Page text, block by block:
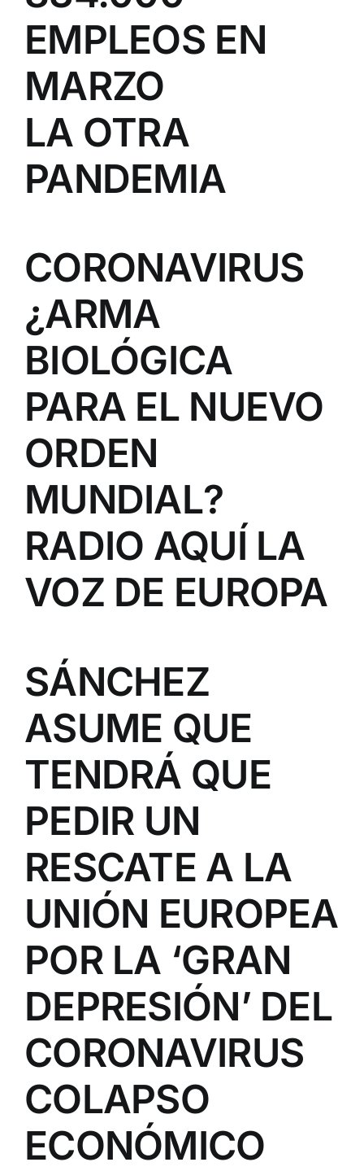
EMPLEOS EN
MARZO
LA OTRA
PANDEMIA
CORONAVIRUS
¿ARMA
BIOLÓGICA
PARA EL NUEVO
ORDEN
MUNDIAL?
RADIO AQUÍ LA
VOZ DE EUROPA
SÁNCHEZ
ASUME QUE
TENDRÁ QUE
PEDIR UN
RESCATE A LA
UNIÓN EUROPEA
POR LA ‘GRAN
DEPRESIÓN’ DEL
CORONAVIRUS
COLAPSO
ECONÓMICO